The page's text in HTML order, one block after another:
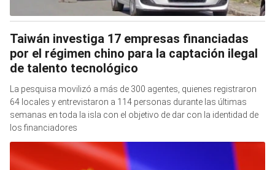
Taiwán investiga 17 empresas financiadas
por el régimen chino para la captación ilegal
de talento tecnológico
La pesquisa movilizó a más de 300 agentes, quienes registraron
64 locales y entrevistaron a 114 personas durante las últimas
semanas en toda la isla con el objetivo de dar con la identidad de
los financiadores